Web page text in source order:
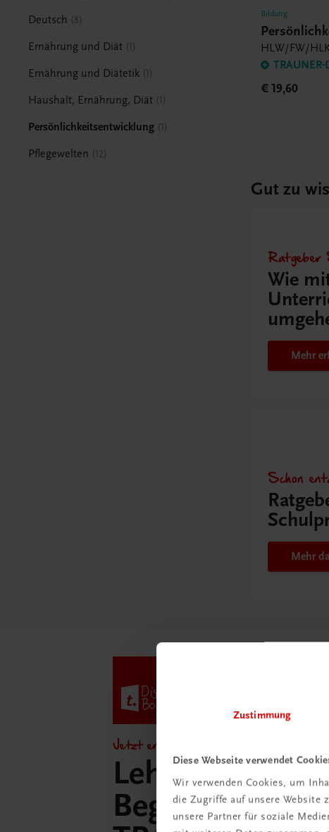
Zustimmung
Diese Webseite verwendet
Wir verwenden Cookies, um
die Zugriffe auf unsere Website
unsere Partner für soziale
Deutsch 8
Ernährung und Diät 1
Ernährung und Diätetik 1
Haushalt, Ernährung, Diät 1
Persönlichkeitsentwicklung 1
Pflegewelten 12
Bildung
HLW/FW/
TRAUNER-
€ 19,60
Gut zu
Ratgeber
Wie
Mehr
Schon
Mehr
Jetzt entdecken!
Lehrer/innen-
Begleitpakete